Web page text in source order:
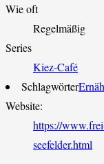
Wie oft
Regelmäßig
Series
Kiez-Café
Schlagwörter
Website:
https://
seefelder.html